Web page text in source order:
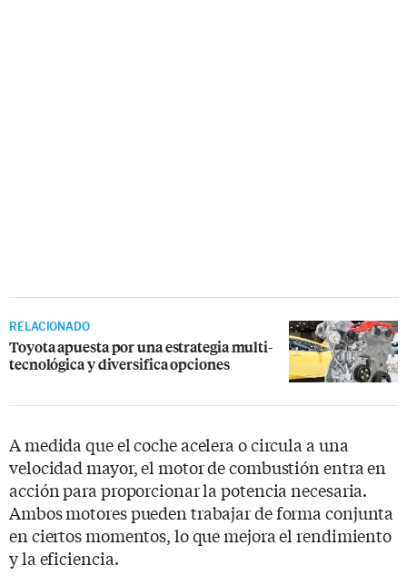
RELACIONADO
Toyota apuesta por una estrategia multi-
tecnológica y diversifica opciones
A medida que el coche acelera o circula a una
velocidad mayor, el motor de combustión entra en
acción para proporcionar la potencia necesaria.
Ambos motores pueden trabajar de forma conjunta
en ciertos momentos, lo que mejora el rendimiento
y la eficiencia.